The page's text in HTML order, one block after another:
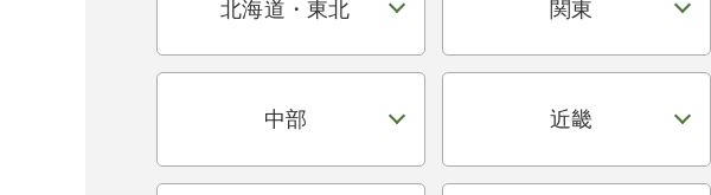
北海道・東北 関東
中部 近畿